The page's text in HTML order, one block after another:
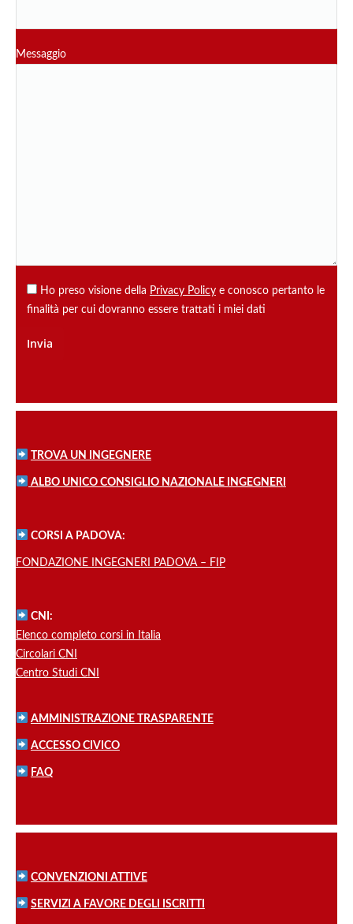
Messaggio
Ho preso visione della Privacy Policy e conosco pertanto le
finalità per cui dovranno essere trattati i miei dati
TROVA UN INGEGNERE
ALBO UNICO CONSIGLIO NAZIONALE INGEGNERI
CORSI A PADOVA:
FONDAZIONE INGEGNERI PADOVA – FIP
CNI:
Elenco completo corsi in Italia
Circolari CNI
Centro Studi CNI
AMMINISTRAZIONE TRASPARENTE
ACCESSO CIVICO
FAQ
CONVENZIONI ATTIVE
SERVIZI A FAVORE DEGLI ISCRITTI